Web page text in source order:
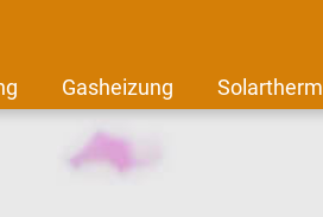
Gasheizung